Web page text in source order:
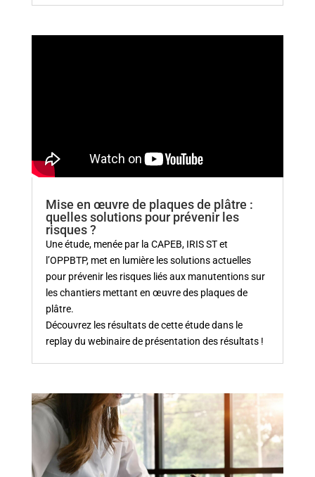
Mise en œuvre de plaques de plâtre :
quelles solutions pour prévenir les
risques ?
Une étude, menée par la CAPEB, IRIS ST et
l’OPPBTP, met en lumière les solutions actuelles
pour prévenir les risques liés aux manutentions sur
les chantiers mettant en œuvre des plaques de
plâtre.
Découvrez les résultats de cette étude dans le
replay du webinaire de présentation des résultats !